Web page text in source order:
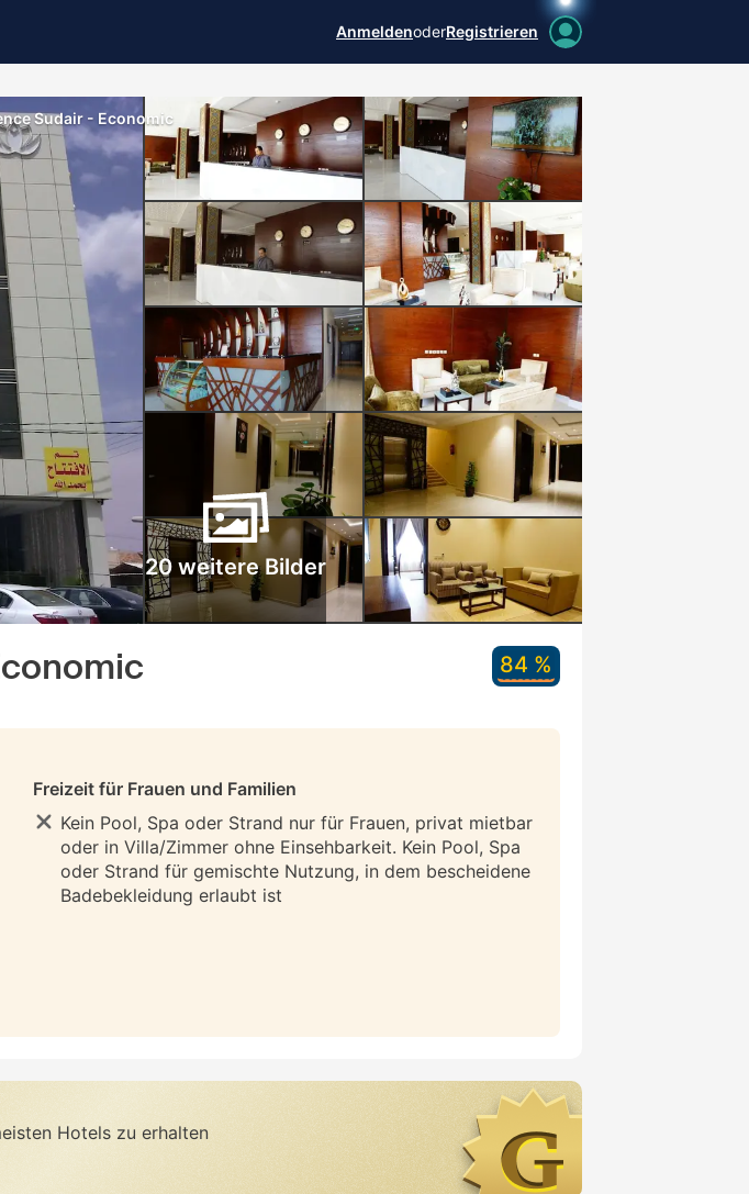
AnmeldenoderRegistrieren
Sudair - Economic
20 weitere Bilder
84 %
Freizeit für Frauen und Familien
Kein Pool, Spa oder Strand nur für Frauen, privat mietbar
oder in Villa/Zimmer ohne Einsehbarkeit. Kein Pool, Spa
oder Strand für gemischte Nutzung, in dem bescheidene
Badebekleidung erlaubt ist
Hotels zu erhalten